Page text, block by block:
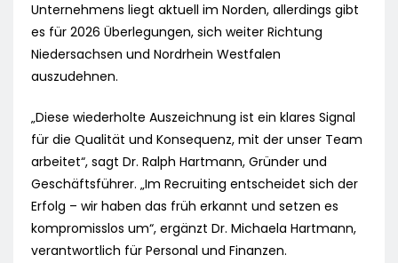
Unternehmens liegt aktuell im Norden, allerdings gibt
es für 2026 Überlegungen, sich weiter Richtung
Niedersachsen und Nordrhein Westfalen
auszudehnen.
„Diese wiederholte Auszeichnung ist ein klares Signal
für die Qualität und Konsequenz, mit der unser Team
arbeitet“, sagt Dr. Ralph Hartmann, Gründer und
Geschäftsführer. „Im Recruiting entscheidet sich der
Erfolg – wir haben das früh erkannt und setzen es
kompromisslos um“, ergänzt Dr. Michaela Hartmann,
verantwortlich für Personal und Finanzen.